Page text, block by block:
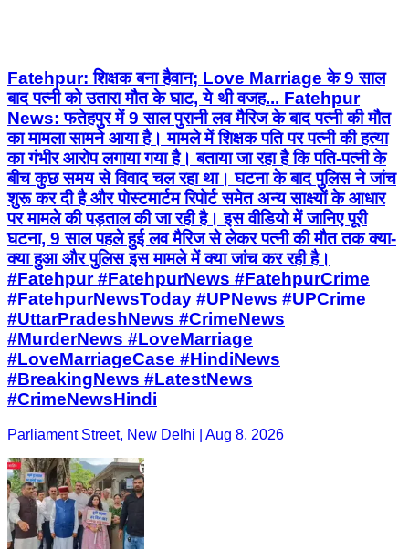
Fatehpur: शिक्षक बना हैवान; Love Marriage के 9 साल
बाद पत्नी को उतारा मौत के घाट, ये थी वजह... Fatehpur
News: फतेहपुर में 9 साल पुरानी लव मैरिज के बाद पत्नी की मौत
का मामला सामने आया है। मामले में शिक्षक पति पर पत्नी की हत्या
का गंभीर आरोप लगाया गया है। बताया जा रहा है कि पति-पत्नी के
बीच कुछ समय से विवाद चल रहा था। घटना के बाद पुलिस ने जांच
शुरू कर दी है और पोस्टमार्टम रिपोर्ट समेत अन्य साक्ष्यों के आधार
पर मामले की पड़ताल की जा रही है। इस वीडियो में जानिए पूरी
घटना, 9 साल पहले हुई लव मैरिज से लेकर पत्नी की मौत तक क्या-
क्या हुआ और पुलिस इस मामले में क्या जांच कर रही है।
#Fatehpur #FatehpurNews #FatehpurCrime
#FatehpurNewsToday #UPNews #UPCrime
#UttarPradeshNews #CrimeNews
#MurderNews #LoveMarriage
#LoveMarriageCase #HindiNews
#BreakingNews #LatestNews
#CrimeNewsHindi
Parliament Street, New Delhi | Aug 8, 2026